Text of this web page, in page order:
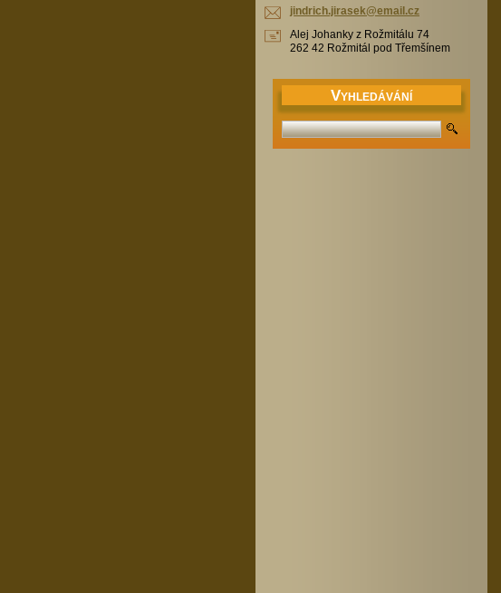
jindrich.jirasek@email.cz
Alej Johanky z Rožmitálu 74
262 42 Rožmitál pod Třemšínem
VYHLEDÁVÁNÍ